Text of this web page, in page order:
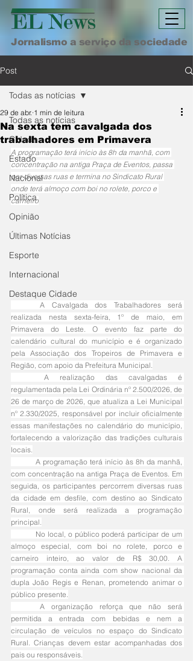
Jornalismo a serviço da sociedade
Post
Todas as notícias
Cidade
Estado
Nacional
Política
Opinião
Últimas Notícias
Esporte
Internacional
Destaque Cidade
Todas as notícias
Na sexta tem cavalgada dos
trabalhadores em Primavera
29 de abr. 1 min de leitura
A programação terá início às 8h da manhã, com
concentração na antiga Praça de Eventos, passa
por diversas ruas e termina no Sindicato Rural
onde terá almoço com boi no rolete, porco e
carneiro
	A Cavalgada dos Trabalhadores será
realizada nesta sexta-feira, 1º de maio, em
Primavera do Leste. O evento faz parte do
calendário cultural do município e é organizado
pela Associação dos Tropeiros de Primavera e
Região, com apoio da Prefeitura Municipal.
regulamentada pela Lei Ordinária nº 2.500/2026, de
26 de março de 2026, que atualiza a Lei Municipal
nº 2.330/2025, responsável por incluir oficialmente
essas manifestações no calendário do município,
fortalecendo a valorização das tradições culturais
locais.
com concentração na antiga Praça de Eventos. Em
seguida, os participantes percorrem diversas ruas
da cidade em desfile, com destino ao Sindicato
Rural, onde será realizada a programação
principal.
almoço especial, com boi no rolete, porco e
carneiro inteiro, ao valor de R$ 30,00. A
programação conta ainda com show nacional da
dupla João Regis e Renan, prometendo animar o
público presente.
permitida a entrada com bebidas e nem a
circulação de veículos no espaço do Sindicato
Rural. Crianças devem estar acompanhadas dos
pais ou responsáveis.